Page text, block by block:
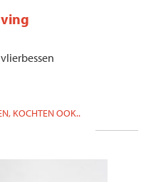
KOCHTEN OOK..